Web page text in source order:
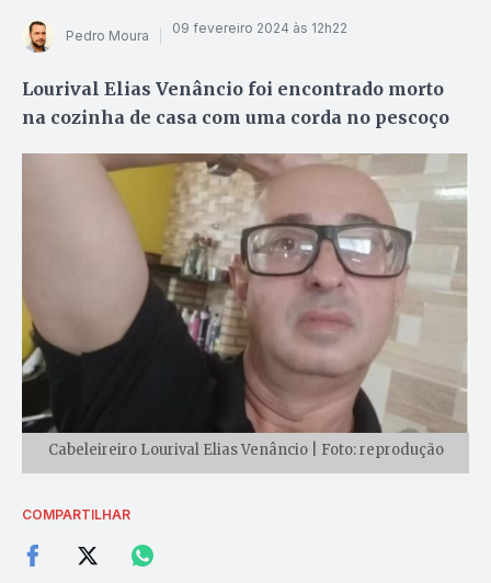
Pedro Moura 09 fevereiro 2024 às 12h22
Lourival Elias Venâncio foi encontrado morto
na cozinha de casa com uma corda no pescoço
Cabeleireiro Lourival Elias Venâncio | Foto: reprodução
COMPARTILHAR